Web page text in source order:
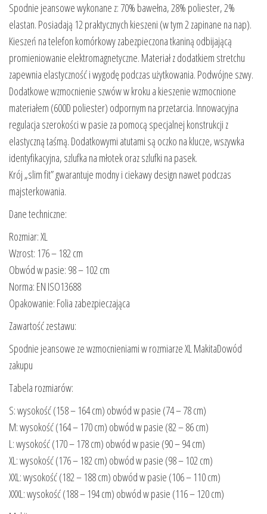
Spodnie jeansowe wykonane z: 70% bawełna, 28% poliester, 2%
elastan. Posiadają 12 praktycznych kieszeni (w tym 2 zapinane na nap).
Kieszeń na telefon komórkowy zabezpieczona tkaniną odbijającą
promieniowanie elektromagnetyczne. Materiał z dodatkiem stretchu
zapewnia elastyczność i wygodę podczas użytkowania. Podwójne szwy.
Dodatkowe wzmocnienie szwów w kroku a kieszenie wzmocnione
materiałem (600D poliester) odpornym na przetarcia. Innowacyjna
regulacja szerokości w pasie za pomocą specjalnej konstrukcji z
elastyczną taśmą. Dodatkowymi atutami są oczko na klucze, wszywka
identyfikacyjna, szlufka na młotek oraz szlufki na pasek.
Krój „slim fit” gwarantuje modny i ciekawy design nawet podczas
majsterkowania.
Dane techniczne:
Rozmiar: XL
Wzrost: 176 – 182 cm
Obwód w pasie: 98 – 102 cm
Norma: EN ISO13688
Opakowanie: Folia zabezpieczająca
Zawartość zestawu:
Spodnie jeansowe ze wzmocnieniami w rozmiarze XL MakitaDowód
zakupu
Tabela rozmiarów:
S: wysokość (158 – 164 cm) obwód w pasie (74 – 78 cm)
M: wysokość (164 – 170 cm) obwód w pasie (82 – 86 cm)
L: wysokość (170 – 178 cm) obwód w pasie (90 – 94 cm)
XL: wysokość (176 – 182 cm) obwód w pasie (98 – 102 cm)
XXL: wysokość (182 – 188 cm) obwód w pasie (106 – 110 cm)
XXXL: wysokość (188 – 194 cm) obwód w pasie (116 – 120 cm)